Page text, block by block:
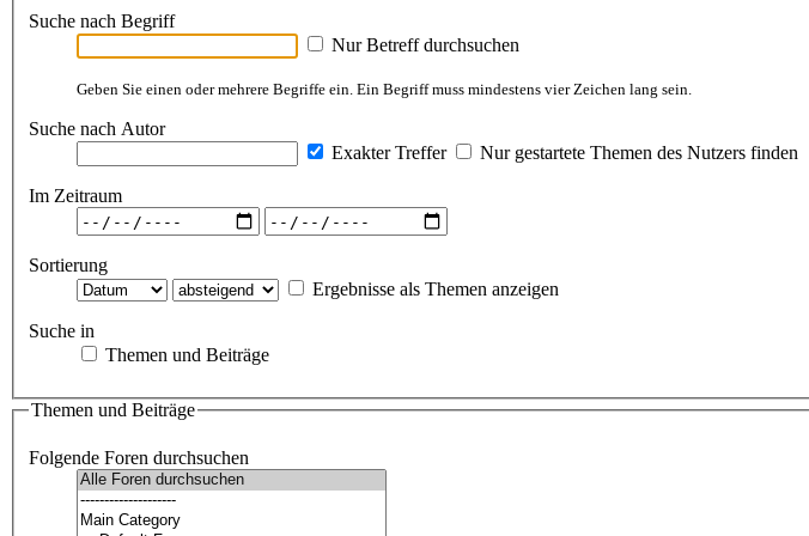
Suche nach Begriff
Nur Betreff durchsuchen
Geben Sie einen oder mehrere Begriffe ein. Ein Begriff muss mindestens vier Zeichen lang sein.
Suche nach Autor
Exakter Treffer
Nur gestartete Themen des Nutzers finden
Im Zeitraum
Sortierung
Ergebnisse als Themen anzeigen
Suche in
Themen und Beiträge
Themen und Beiträge
Folgende Foren durchsuchen